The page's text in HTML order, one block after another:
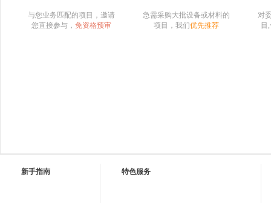
与您业务匹配的项目，邀请
您直接参与， 免资格预审
急需采购大批设备或材料的
项目，我们优先推荐
对
目
新手指南 特色服务